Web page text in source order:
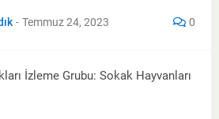
- Temmuz 24, 2023 0
İzleme Grubu: Sokak Hayvanları